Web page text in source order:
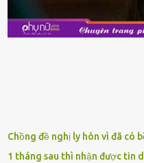
siêu thị, bạn sẽ thấy những
ⱪhay ⱪhá ᵭẹp mắt. Với loại
Chồng đề nghị ly hôn vì đã có
1 tháng sau thì nhận được tin